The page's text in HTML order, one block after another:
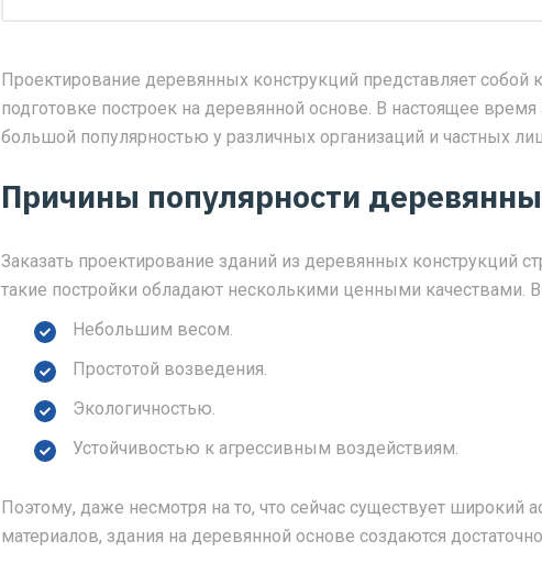
Проектирование деревянных конструкций представляет собой
подготовке построек на деревянной основе. В настоящее время
большой популярностью у различных организаций и частных
Причины популярности
Заказать проектирование зданий из деревянных конструкций
такие постройки обладают несколькими ценными качествами. В
Небольшим весом.
Простотой возведения.
Экологичностью.
Устойчивостью к агрессивным воздействиям.
Поэтому, даже несмотря на то, что сейчас существует широкий
материалов, здания на деревянной основе создаются достаточно